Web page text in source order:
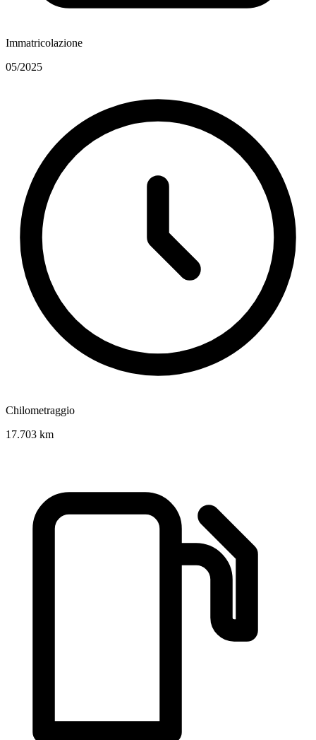
Immatricolazione
05/2025
Chilometraggio
17.703 km